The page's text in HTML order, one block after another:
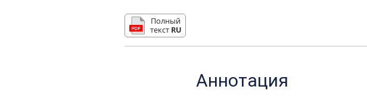
Полный
текст RU
Аннотация